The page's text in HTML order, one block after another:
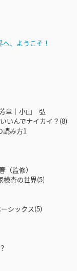
、ようこそ！
章｜小山 弘
いんでナイカイ？(8)
読み方1
監修）
査の世界(5)
シックス(5)